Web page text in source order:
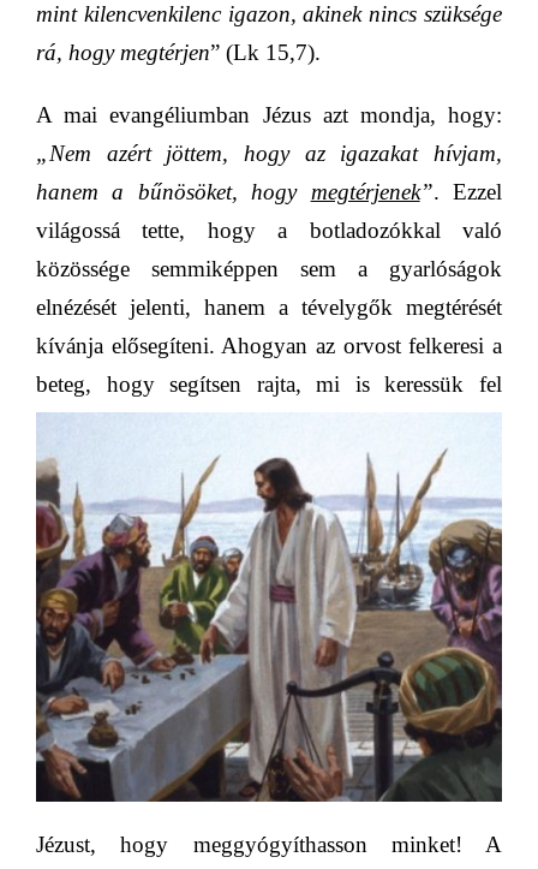
mint kilencvenkilenc igazon, akinek nincs szüksége
rá, hogy megtérjen” (Lk 15,7).
A mai evangéliumban Jézus azt mondja, hogy:
„Nem azért jöttem, hogy az igazakat hívjam,
hanem a bűnösöket, hogy megtérjenek”. Ezzel
világossá tette, hogy a botladozókkal való
közössége semmiképpen sem a gyarlóságok
elnézését jelenti, hanem a tévelygők megtérését
kívánja elősegíteni. Ahogyan az orvost felkeresi a
beteg, hogy segítsen rajta, mi is keressük fel
Jézust, hogy meggyógyíthasson minket! A